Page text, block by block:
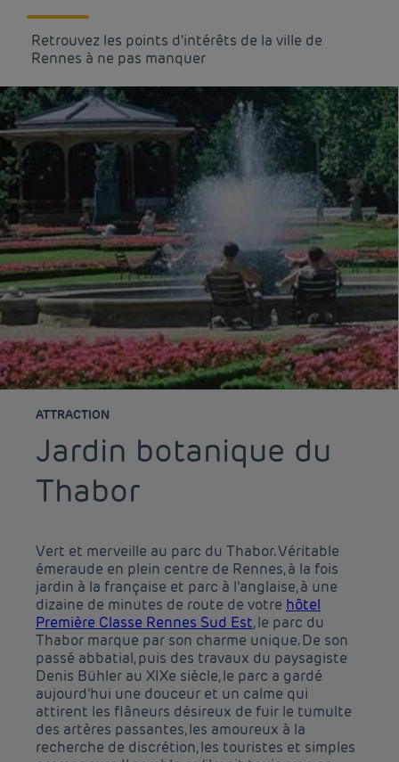
Retrouvez les points d'intérêts de la ville de
Rennes à ne pas manquer
ATTRACTION
Jardin botanique du
Thabor
Vert et merveille au parc du Thabor. Véritable
émeraude en plein centre de Rennes, à la fois
jardin à la française et parc à l’anglaise, à une
dizaine de minutes de route de votre hôtel
Première Classe Rennes Sud Est, le parc du
Thabor marque par son charme unique. De son
passé abbatial, puis des travaux du paysagiste
Denis Bühler au XIXe siècle, le parc a gardé
aujourd’hui une douceur et un calme qui
attirent les flâneurs désireux de fuir le tumulte
des artères passantes, les amoureux à la
recherche de discrétion, les touristes et simples